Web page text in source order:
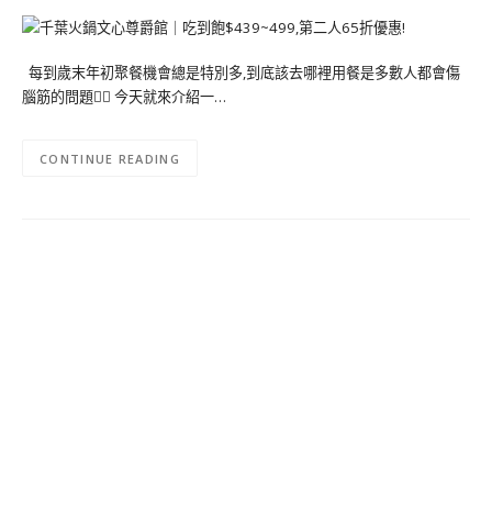
每到歲末年初聚餐機會總是特別多,到底該去哪裡用餐是多數人都會傷
腦筋的問題🤷‍♀️ 今天就來介紹一…
CONTINUE READING